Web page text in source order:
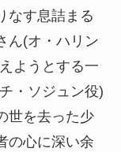
なす息詰まる
ん(オ・ハリン
ようとする一
・ソジュン役)
世を去った少
の心に深い余